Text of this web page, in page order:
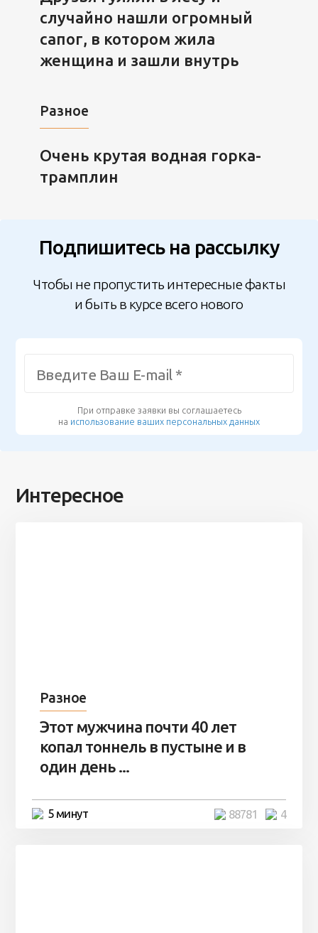
случайно нашли огромный
сапог, в котором жила
женщина и зашли внутрь
Разное
Очень крутая водная горка-
трамплин
Подпишитесь на рассылку
Чтобы не пропустить интересные факты
и быть в курсе всего нового
При отправке заявки вы соглашаетесь
на использование ваших персональных данных
Интересное
Разное
Этот мужчина почти 40 лет
копал тоннель в пустыне и в
один день ...
5 минут 4
88781